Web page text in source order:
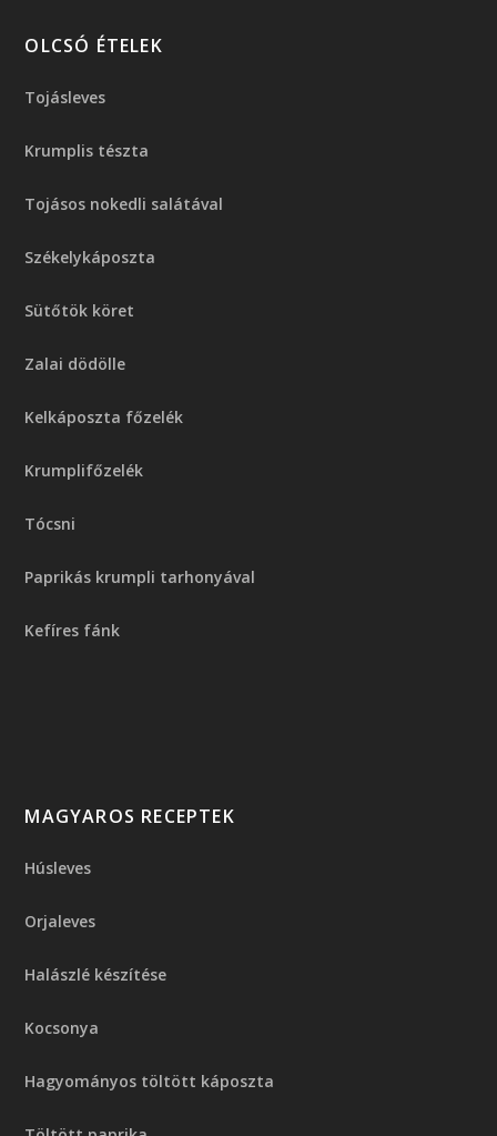
OLCSÓ ÉTELEK
Tojásleves
Krumplis tészta
Tojásos nokedli salátával
Székelykáposzta
Sütőtök köret
Zalai dödölle
Kelkáposzta főzelék
Krumplifőzelék
Tócsni
Paprikás krumpli tarhonyával
Kefíres fánk
MAGYAROS RECEPTEK
Húsleves
Orjaleves
Halászlé készítése
Kocsonya
Hagyományos töltött káposzta